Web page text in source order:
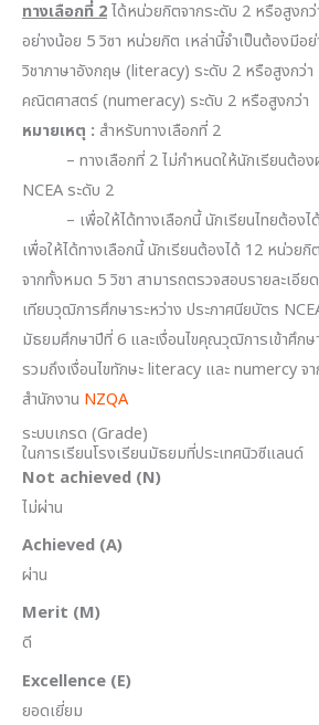
ทางเลือกที่ 2ได้หน่วยกิตจากระดับ 2 หรือสูงก
อย่างน้อย 5 วิซา หน่วยกิต เหล่านี้จำเป็นต้องมีอ
วิชาภาษาอังกฤษ (literacy) ระดับ 2 หรือสูงกว่า
คณิตศาสตร์ (numeracy) ระดับ 2 หรือสูงกว่า
หมายเหตุ : สำหรับทางเลือกที่ 2
– ทางเลือกที่ 2 ไม่กำหนดให้นักเรียนต้อง
NCEA ระดับ 2
– เพื่อให้ได้ทางเลือกนี้ นักเรียนไทยต้องได้
เพื่อให้ได้ทางเลือกนี้ นักเรียนต้องได้ 12 หน่วยกิ
จากทั้งหมด 5 วิชา สามารถตรวจสอบรายละเอีย
เทียบวุฒิการศึกษาระหว่าง ประกาศนียบัตร
มัธยมศึกษาปีที่ 6 และเงื่อนไขคุณวุฒิการเข้าศึกษ
รวมถึงเงื่อนไขทักษะ literacy และ numercy จา
สำนักงาน NZQA
ระบบเกรด (Grade)
ในการเรียนโรงเรียนมัธยมที่ประเทศนิวซีแลนด์
Not achieved (N)
ไม่ผ่าน
Achieved (A)
ผ่าน
Merit (M)
ดี
Excellence (E)
ยอดเยี่ยม